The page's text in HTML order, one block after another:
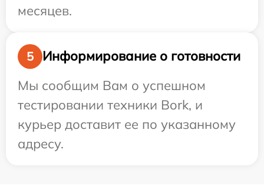
месяцев.
5
Информирование о готовности
Мы сообщим Вам о успешном
тестировании техники Bork, и
курьер доставит ее по указанному
адресу.